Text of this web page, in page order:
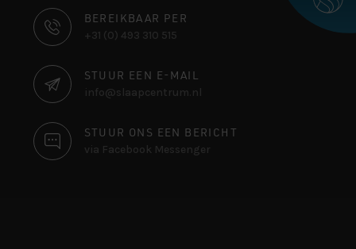
CONTACT
INFORMATIE
BEREIKBAAR PER
+31 (0) 493 310 515
STUUR EEN E-MAIL
info@slaapcentrum.nl
STUUR ONS EEN BERICHT
via Facebook Messenger